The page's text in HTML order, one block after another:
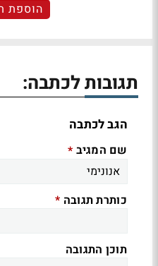
הוספת
תגובות לכתבה:
הגב לכתבה
שם המגיב *
כותרת תגובה *
תוכן התגובה